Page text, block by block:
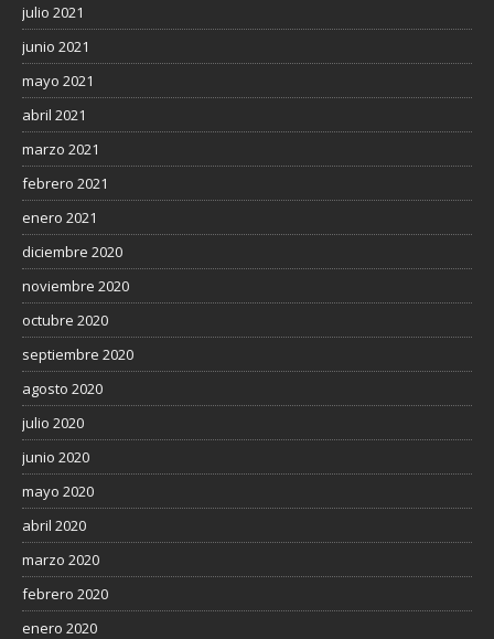
julio 2021
junio 2021
mayo 2021
abril 2021
marzo 2021
febrero 2021
enero 2021
diciembre 2020
noviembre 2020
octubre 2020
septiembre 2020
agosto 2020
julio 2020
junio 2020
mayo 2020
abril 2020
marzo 2020
febrero 2020
enero 2020